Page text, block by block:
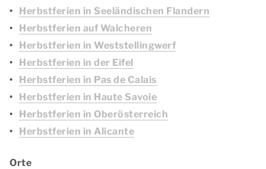
Herbstferien in Seeländischen Flandern
Herbstferien auf Walcheren
Herbstferien in Weststellingwerf
Herbstferien in der Eifel
Herbstferien in Pas de Calais
Herbstferien in Haute Savoie
Herbstferien in Oberösterreich
Herbstferien in Alicante
Orte